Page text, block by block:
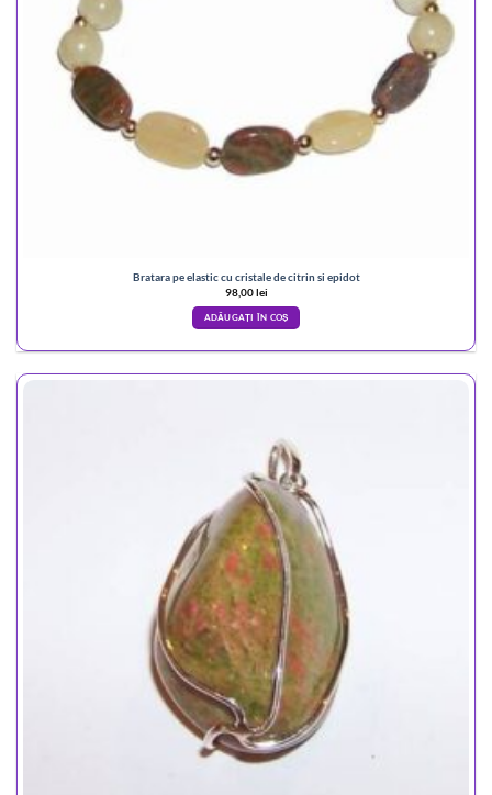
Bratara pe elastic cu cristale de citrin si epidot
98,00lei
ADĂUGAȚI ÎN COȘ